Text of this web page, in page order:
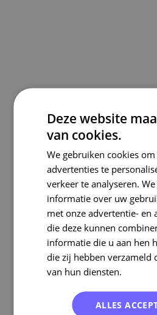
Deze website
van cookies.
We gebruiken cookies
advertenties te
verkeer te analyseren.
informatie over uw
met onze advertentie- en
die deze kunnen
informatie die u aan hen
die zij hebben verzameld
van hun diensten.
ALLES